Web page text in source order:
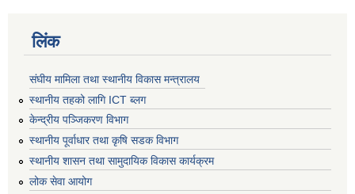
लिंक
संघीय मामिला तथा स्थानीय विकास मन्त्रालय
स्थानीय तहको लागि ICT ब्लग
केन्द्रीय पञ्जिकरण विभाग
स्थानीय पूर्वाधार तथा कृषि सडक विभाग
स्थानीय शासन तथा सामुदायिक विकास कार्यक्रम
लोक सेवा आयोग